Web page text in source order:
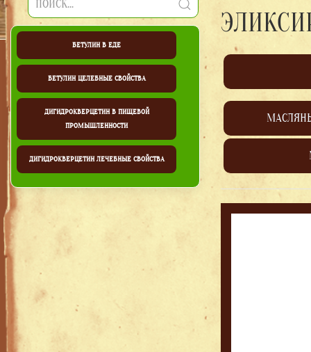
БЕТУЛИН В ЕДЕ
БЕТУЛИН ЦЕЛЕБНЫЕ СВОЙСТВА
ДИГИДРОКВЕРЦЕТИН В ПИЩЕВОЙ
ПРОМЫШЛЕННОСТИ
ДИГИДРОКВЕРЦЕТИН ЛЕЧЕБНЫЕ СВОЙСТВА